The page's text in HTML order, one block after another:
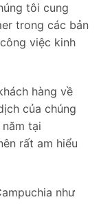
tôi cung
trong các bản
việc kinh
hàng về
của chúng
tại
rất am hiểu
như